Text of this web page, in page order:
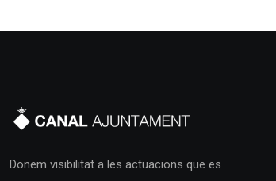
Donem visibilitat a les actuacions que es